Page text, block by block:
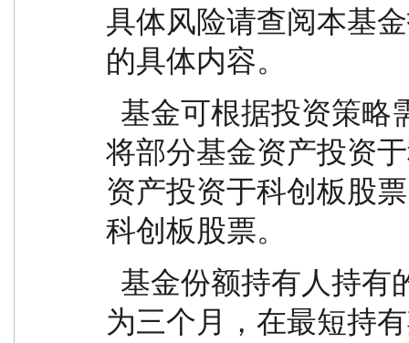
具体风险请查阅本基
的具体内容。
将部分基金资产投资
资产投资于科创板股
科创板股票。
为三个月，在最短持